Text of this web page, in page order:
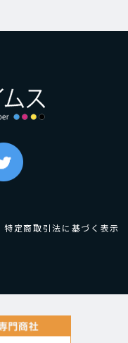
特定商取引法に基づく表示